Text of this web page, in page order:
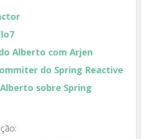
Alberto com Arjen
do Spring Reactive
sobre Spring